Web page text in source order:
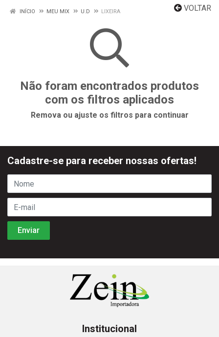
VOLTAR
INÍCIO MEU MIX U.D LIXEIRA
Não foram encontrados produtos
com os filtros aplicados
Remova ou ajuste os filtros para continuar
Cadastre-se para receber nossas ofertas!
Institucional